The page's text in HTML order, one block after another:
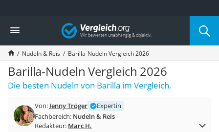
Die beliebtesten Vergleiche nach Kategorie
Lebensmittel
Schwarzkümmelöl
Knäckebrot
Schwarzkümmelöl-Kapseln
Manukahonig
Eiklar
Balsamico-Essig
Schwarzkümmelöl bio
Vergleich
Nudeln & Reis Barilla-Nudeln Vergleich 2026
Barilla-Nudeln Vergleich 2026
Die besten Nudeln von Barilla im Vergleich.
Von: Jenny Tröger
Expertin
Fachbereich: Nudeln & Reis
Redakteur: Marc H.